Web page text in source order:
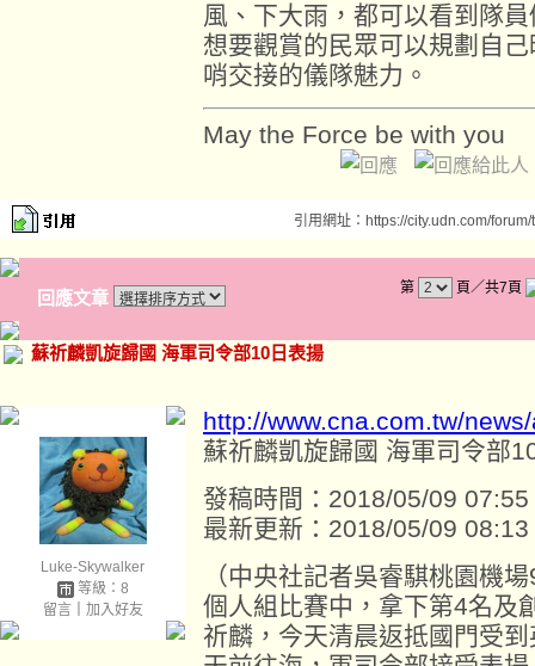
風、下大雨，都可以看到隊
想要觀賞的民眾可以規劃自
哨交接的儀隊魅力。
May the Force be with you
引用網址：https://city.udn.com/
回應文章 第 頁／共7頁
蘇祈麟凱旋歸國 海軍司令部10日表揚
Luke-Skywalker
等級：8
留言｜ 加入好友
http://www.cna.com.tw/
蘇祈麟凱旋歸國 海軍司令部
發稿時間：2018/05/09 07:55
最新更新：2018/05/09 08:13
（中央社記者吳睿騏桃園機
個人組比賽中，拿下第4名及
祈麟，今天清晨返抵國門受